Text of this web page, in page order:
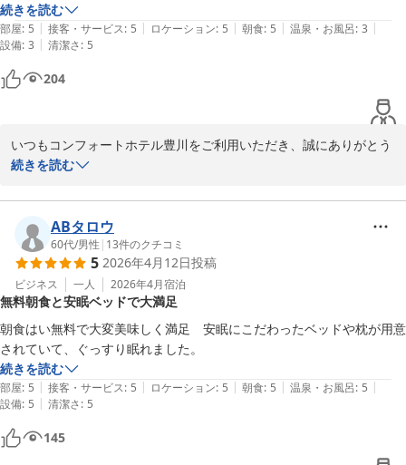
また豊川にお越しの際も、当館のご利用をご検討いただければ幸い
でございます。
コンフォートホテル豊川
し古い設備がいくつかあります。ユニットバスなので仕方ないですが、
トイレスペースが少し狭い事や入口ドアの鍵がタッチ式でないとか、そ
んな程度です。ビジネスだけでなく家族連れの方々も多い印象です。朝
食は無料朝食でになっていて、これ！と言う点は無いですが、良く食べ
られる物ランキングに必ず入っていそうな物が少数で揃えられてて、味
も良いのでいつも満足してます。お値段も立地的な所もあるのか、総合
続きを読む
部屋: 5 | 接客・サービス: 5 | ロケーション: 5 | 朝食: 5 | 温泉・お風呂: 3 |
設備: 3 | 清潔さ: 5
204
いつもコンフォートホテル豊川をご利用いただき、誠にありがとう
ございます。
げます。
数々のお褒めの言葉を頂戴し、大変嬉しく存じます。
当ホテルは名鉄諏訪町駅から徒歩5分の所にあり、徒歩圏内に居酒
屋やコンビニ、スーパー、薬局などがあり利便性が高いところに位
置しております。
また、無料駐車場をご用意しておりますので、お車でお越しの際も
快適にお過ごしいただけると存じます。
当館はオープンから約25年という長い歳月、多くのお客様にご愛顧
いただいております。
6月ごろにリニューアルオープンし、内装や浴槽部分がリニューア
続きを読む
ABタロウ
60代/男性 | 13件のクチコミ
5 2026年4月12日投稿
ビジネス 一人 2026年4月宿泊
無料朝食と安眠ベッドで大満足
朝食はい無料で大変美味しく満足　安眠にこだわったベッドや枕が用意
されていて、ぐっすり眠れました。
続きを読む
部屋: 5 | 接客・サービス: 5 | ロケーション: 5 | 朝食: 5 | 温泉・お風呂: 5 |
設備: 5 | 清潔さ: 5
145